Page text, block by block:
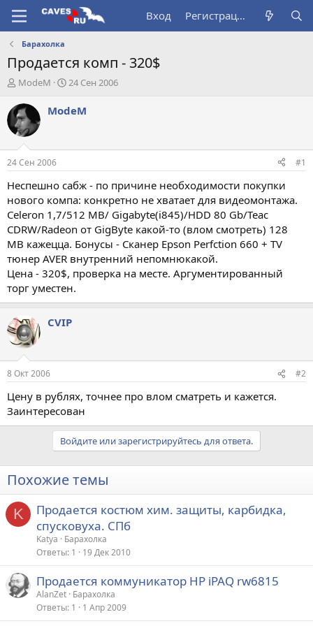
Вход Регистрация
Барахолка
Продается комп - 320$
А
т
о
р
т
е
м
ы
ModeM
Д
т
а
л
24 Сен 2006
ModeM
24 Сен 2006 #1
Неспешно сабж - по причине необходимости покупки
нового компа: конкретно не хватает для видеомонтажа.
Celeron 1,7/512 MB/ Gigabyte(i845)/HDD 80 Gb/Teac
CDRW/Radeon от GigByte какой-то (влом смотреть) 128
MB кажецца. Бонусы - Сканер Epson Perfction 660 + TV
тюнер AVER внутренний непомнюкакой.
Цена - 320$, проверка на месте. Аргументированный
торг уместен.
CVIP
8 Окт 2006 #2
Цену в рублях, точнее про влом сматреть и кажется.
Заинтересован
Войдите или зарегистрируйтесь для ответа.
Похожие темы
K
Продается костюм хим. защиты, карбидка,
спусковуха. СПб
Katya
Барахолка
Ответы 1 19 Дек 2010
Продается коммуникатор HP iPAQ rw6815
AlanZet Барахолка
Ответы 1 1 Апр 2009